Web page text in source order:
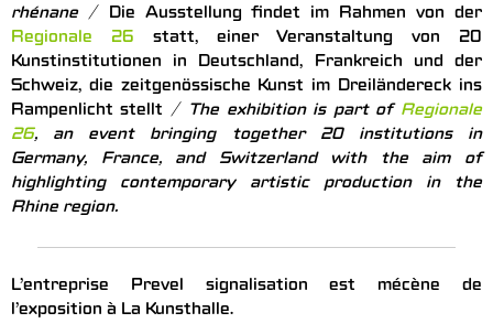
rhénane / Die Ausstellung findet im Rahmen von der
Regionale 26 statt, einer Veranstaltung von 20
Kunstinstitutionen in Deutschland, Frankreich und der
Schweiz, die zeitgenössische Kunst im Dreiländereck ins
Rampenlicht stellt /
The exhibition is part of Regionale
26, an event bringing together 20 institutions in
Germany, France, and Switzerland with the aim of
highlighting contemporary artistic production in the
Rhine region.
L’entreprise Prevel signalisation est mécène de
l’exposition à La Kunsthalle.